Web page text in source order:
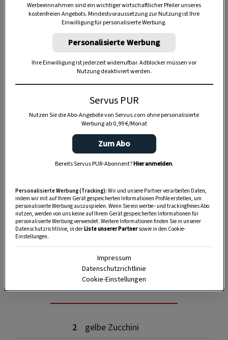
Anzeige
Zutaten
2
gelbe Zucchini
Werbeeinnahmen sind ein wichtiger wirtschaftlicher Pfeiler unseres
kostenfreien Angebots. Mindestvoraussetzung zur Nutzung ist Ihre
Einwilligung für personalisierte Werbung.
Personalisierte Werbung
Ihre Einwilligung ist jederzeit widerrufbar. Adblocker müssen vor
Nutzung deaktiviert werden.
Servus PUR
Nutzen Sie die Abo-Angebote von Servus.com ohne personalisierte
Werbung ab 0,99 €/Monat
Zum Abo
Bereits Servus PUR-Abonnent?Hier anmelden.
Personalisierte Werbung (Tracking): Wir und unsere Partner verarbeiten Daten,
indem wir mit auf Ihrem Gerät gespeicherten Informationen Profile erstellen, um
personalisierte Werbung auszuspielen. Wenn Sie ein werbe– und trackingfreies Abo
nutzen, werden von uns keine auf Ihrem Gerät gespeicherten Informationen für
personalisierte Werbung verwendet. Weitere Informationen finden Sie in unserer
Datenschutzrichtlinie, in derListe unserer Partnersowie in den Cookie-
Einstellungen.
Impressum
Datenschutzrichtlinie
Cookie-Einstellungen